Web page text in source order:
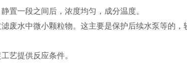
置一段之间后，浓度均匀，成分温度。
废水中微小颗粒物。这主要是保护后续水泵等的，
艺提供反应条件。